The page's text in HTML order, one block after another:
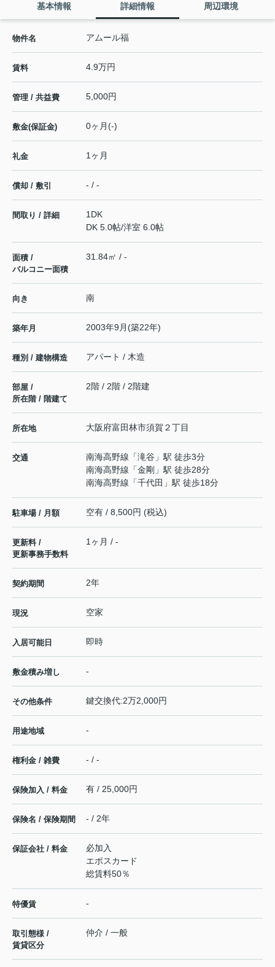
基本情報 詳細情報 周辺環境
物件名 アムール福
賃料 4.9万円
管理 / 共益費 5,000円
敷金(保証金) 0ヶ月(-)
礼金 1ヶ月
償却 / 敷引 - / -
間取り / 詳細
1DK
DK 5.0帖/洋室 6.0帖
面積 /
バルコニー面積
31.84㎡ / -
向き 南
築年月 2003年9月(築22年)
種別 / 建物構造 アパート / 木造
部屋 /
所在階 / 階建て
2階 / 2階 / 2階建
所在地 大阪府富田林市須賀 ２丁目
交通 南海高野線 「滝谷 」駅 徒歩3分
南海高野線 「金剛 」駅 徒歩28分
南海高野線 「千代田 」駅 徒歩18分
駐車場 / 月額 空有 / 8,500円 (税込)
更新料 /
更新事務手数料
1ヶ月 / -
契約期間 2年
現況 空家
入居可能日 即時
敷金積み増し -
その他条件 鍵交換代:2万2,000円
用途地域 -
権利金 / 雑費 - / -
保険加入 / 料金 有 / 25,000円
保険名 / 保険期間 - / 2年
保証会社 / 料金
必加入
エポスカード
総賃料50％
特優賃 -
取引態様 /
賃貸区分
仲介 / 一般